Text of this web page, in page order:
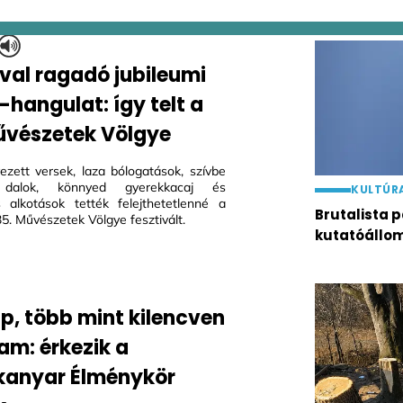
ragadó jubileumi
hangulat: így telt a
Völgye
versek, laza bólogatások, szívbe
könnyed gyerekkacaj és
alkotások tették felejthetetlenné a
Művészetek Völgye fesztivált.
Brutalista
több mint kilencven
érkezik a
Élménykör